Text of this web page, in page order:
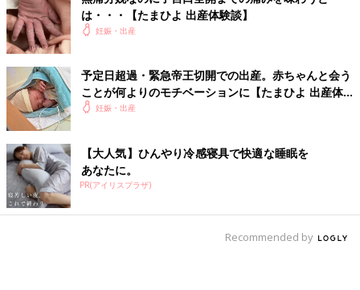
は・・・【たまひよ 出産体験談】
妊娠・出産
予定日超過・緊急帝王切開での出産。赤ちゃんと会う
ことが何よりのモチベーションに【たまひよ 出産体
験談】妊娠・出産
【大人気】ひんやり冷感寝具で快適な睡眠を
あなたに。
PR(アイリスプラザ)
Recommended by